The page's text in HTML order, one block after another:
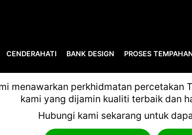
CENDERAHATI BANK DESIGN PROSES
menawarkan perkhidmatan percetakan
kami yang dijamin kualiti terbaik dan
Hubungi kami sekarang untuk